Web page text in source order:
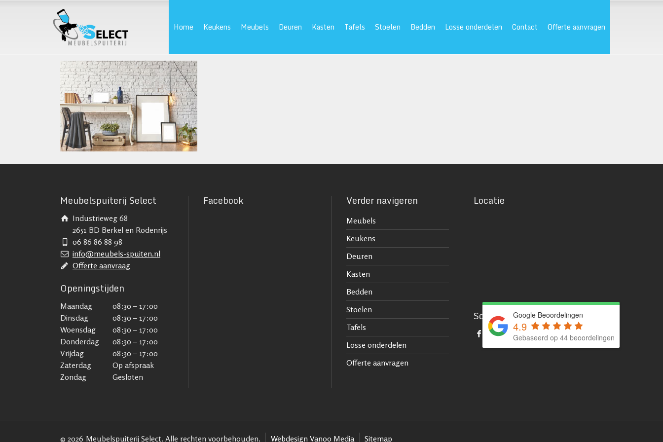
Home Keukens Meubels Deuren Kasten Tafels Stoelen Bedden Losse onderdelen Contact Offerte aanvragen
Meubelspuiterij Select
Industrieweg 68
2651 BD Berkel en Rodenrijs
06 86 86 88 98
info@meubels-spuiten.nl
Offerte aanvraag
Openingstijden
Maandag
08:30 – 17:00
Dinsdag
08:30 – 17:00
Woensdag
08:30 – 17:00
Donderdag
08:30 – 17:00
Vrijdag
08:30 – 17:00
Zaterdag
Op afspraak
Zondag
Gesloten
Facebook Verder navigeren
Meubels
Keukens
Deuren
Kasten
Bedden
Stoelen
Tafels
Losse onderdelen
Offerte aanvragen
Locatie
Social mediaGoogle Beoordelingen
4.9
Gebaseerd op 44 beoordelingen
© 2026 Meubelspuiterij Select. Alle rechten voorbehouden. Webdesign Vanoo Media Sitemap